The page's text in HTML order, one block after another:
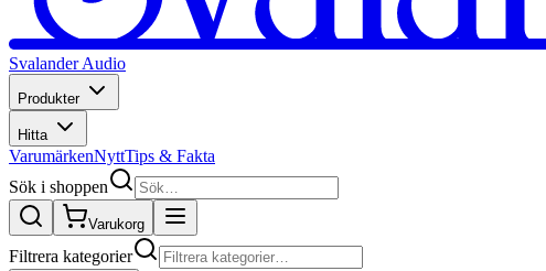
Svalander Audio
Produkter
Hitta
VarumärkenNyttTips & Fakta
Sök i shoppen
Varukorg
Filtrera kategorier